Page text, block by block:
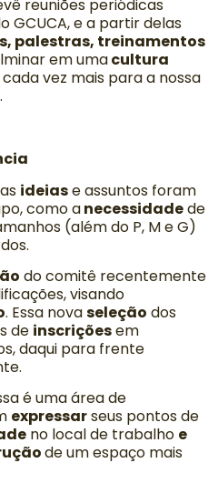
reuniões periódicas
GCUCA, e a partir delas
palestras, treinamentos
em umacultura
vez mais para a nossa
.
ideiase assuntos foram
como anecessidadede
(além do P, M e G)
do comitê recentemente
visando
. Essa novaseleção dos
de inscriçõesem
daqui para frente
é uma área de
expressarseus pontos de
no local de trabalho e
de um espaço mais